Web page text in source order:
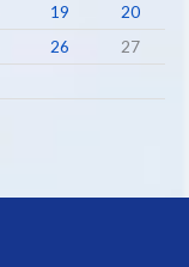
19
20
26
27